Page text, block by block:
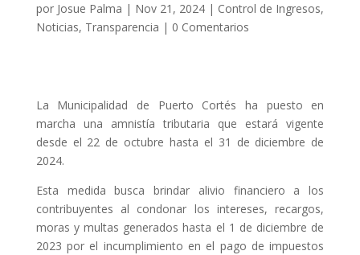
por Josue Palma | Nov 21, 2024| Control de Ingresos,
Noticias, Transparencia | 0 Comentarios
La Municipalidad de Puerto Cortés ha puesto en
marcha una amnistía tributaria que estará vigente
desde el 22 de octubre hasta el 31 de diciembre de
2024.
Esta medida busca brindar alivio financiero a los
contribuyentes al condonar los intereses, recargos,
moras y multas generados hasta el 1 de diciembre de
2023 por el incumplimiento en el pago de impuestos